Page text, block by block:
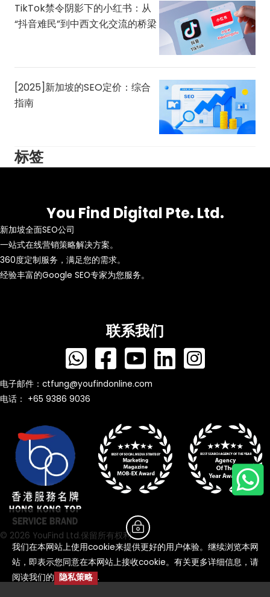
TikTok禁令阴影下的小红书：从
“抖音难民”到中西文化交流的桥梁
[2025]新加坡的SEO定价：综合
指南
标签
You Find Digital Pte. Ltd.
新加坡全面SEO公司
一站式在线营销策略解决方案。
360度定制服务，满足您的需求。
经验丰富的Google SEO专家为您服务。
联系我们
电子邮件： ctfung@youfindonline.com
电话： +65 9386 9036
© 2026 YouFind Ltd.保留所有权利
我们在本网站上使用cookie来提供更好的用户体验。继续浏览本网
站，即表示您同意在本网站上接收cookie。有关更多详细信息，请
阅读我们的 隐私策略 .